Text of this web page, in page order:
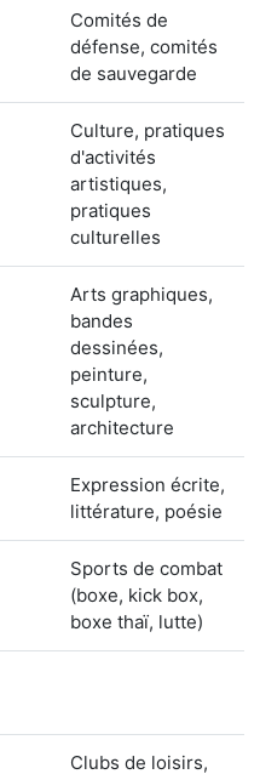
Comités de
défense, comités
de sauvegarde
Culture, pratiques
d'activités
artistiques,
pratiques
culturelles
Arts graphiques,
bandes
dessinées,
peinture,
sculpture,
architecture
Expression écrite,
littérature, poésie
Sports de combat
(boxe, kick box,
boxe thaï, lutte)
Clubs de loisirs,